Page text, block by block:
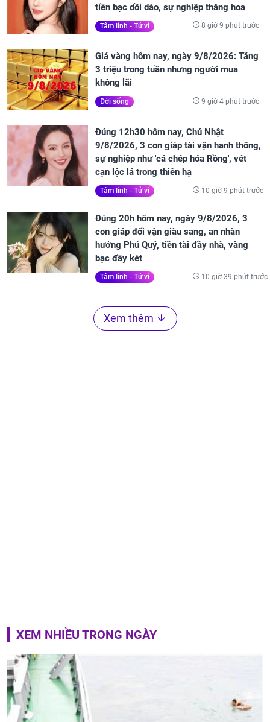
tiền bạc dồi dào, sự nghiệp thăng hoa
Tâm linh - Tử vi 8 giờ 9 phút trước
Giá vàng hôm nay, ngày 9/8/2026: Tăng
3 triệu trong tuần nhưng người mua
không lãi
Đời sống 9 giờ 4 phút trước
Đúng 12h30 hôm nay, Chủ Nhật
9/8/2026, 3 con giáp tài vận hanh thông,
sự nghiệp như 'cá chép hóa Rồng', vét
cạn lộc lá trong thiên hạ
Tâm linh - Tử vi 10 giờ 9 phút trước
Đúng 20h hôm nay, ngày 9/8/2026, 3
con giáp đổi vận giàu sang, an nhàn
hưởng Phú Quý, tiền tài đầy nhà, vàng
bạc đầy két
Tâm linh - Tử vi 10 giờ 39 phút trước
Xem thêm
XEM NHIỀU TRONG NGÀY